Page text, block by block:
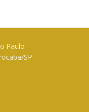
Paulo
SP